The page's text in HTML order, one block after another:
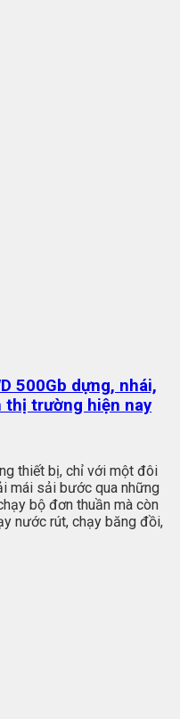
500Gb dựng, nhái,
thị trường hiện nay
thiết bị, chỉ với một đôi
mái sải bước qua những
bộ đơn thuần mà còn
nước rút, chạy băng đồi,